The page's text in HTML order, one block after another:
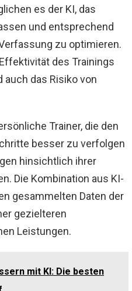
es der KI, das
und entsprechend
zu optimieren.
des Trainings
das Risiko von
Trainer, die den
besser zu verfolgen
hinsichtlich ihrer
Die Kombination aus KI-
gesammelten Daten der
gezielteren
Leistungen.
mit KI: Die besten